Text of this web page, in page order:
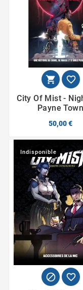
 
City Of Mist -
Payne Town
50,00 €
Indisponible
 